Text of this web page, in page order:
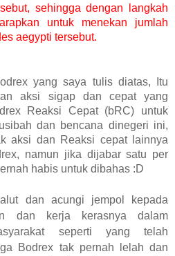
sehingga dengan langkah
untuk menekan jumlah
aegypti tersebut.
yang saya tulis diatas, Itu
aksi sigap dan cepat yang
Reaksi Cepat (bRC) untuk
dan bencana dinegeri ini,
aksi dan Reaksi cepat lainnya
namun jika dijabar satu per
habis untuk dibahas :D
dan acungi jempol kepada
dan kerja kerasnya dalam
seperti yang telah
Bodrex tak pernah lelah dan